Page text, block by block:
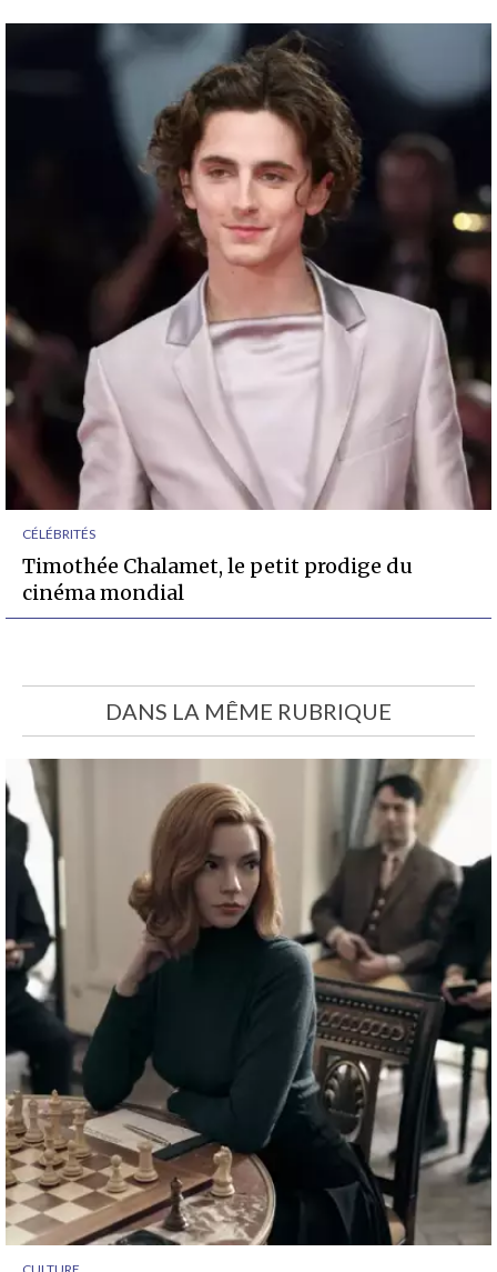
CÉLÉBRITÉS
Timothée Chalamet, le petit prodige du
cinéma mondial
DANS LA MÊME RUBRIQUE